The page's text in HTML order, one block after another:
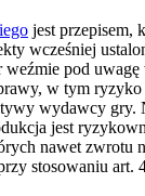
jest przepisem,
wcześniej
weźmie pod
w tym ryzyko
wydawcy gry.
jest
nawet zwrotu
stosowaniu art.